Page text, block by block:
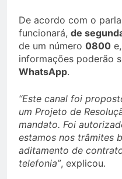
De acordo com o
funcionará, de
de um número 0800
informações poderão
WhatsApp.
“Este canal foi
um Projeto de
mandato. Foi
estamos nos trâmites
aditamento de
telefonia”, explicou.